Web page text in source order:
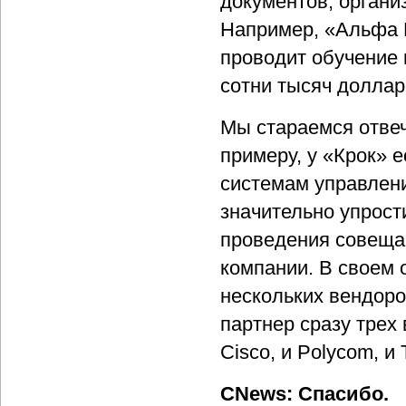
Например, «Альфа
проводит
сотни тысяч
Мы стараемся
примеру, у «Крок»
системам
значительно
проведения
компании. В своем
нескольких
партнер сразу
Cisco, и Polycom, и
CNews: Спасибо.